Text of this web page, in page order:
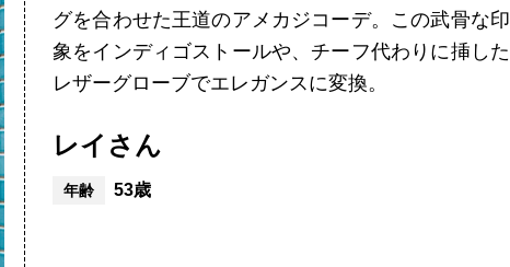
グを合わせた王道のアメカジコーデ。この武骨な印
象をインディゴストールや、チーフ代わりに挿した
レザーグローブでエレガンスに変換。
レイさん
年齢 53歳